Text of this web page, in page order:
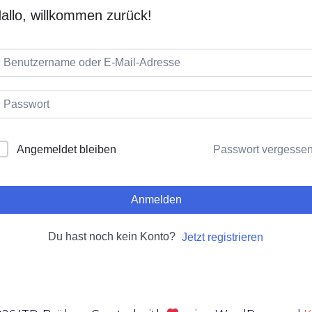
willkommen zurück!
Angemeldet bleiben Passwort
Anmelden
Du hast noch kein Konto? Jetzt registrieren